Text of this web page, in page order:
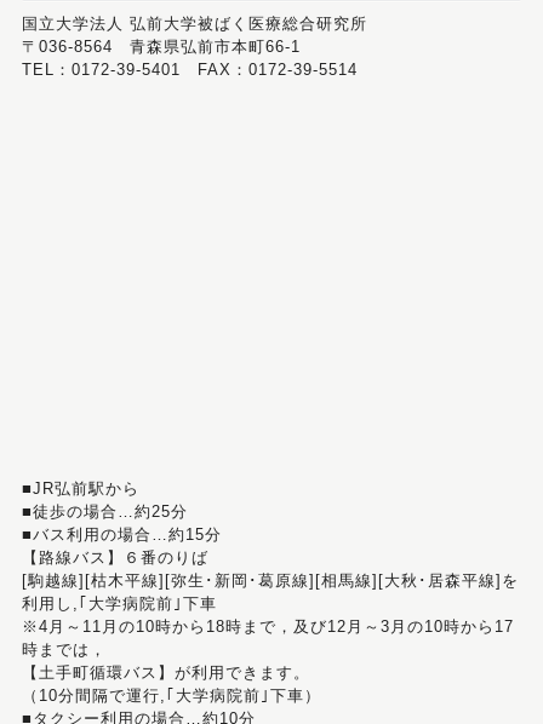
国立大学法人 弘前大学被ばく医療総合研究所
〒036-8564 青森県弘前市本町66-1
TEL：0172-39-5401 FAX：0172-39-5514
■JR弘前駅から
■徒歩の場合…約25分
■バス利用の場合…約15分
【路線バス】６番のりば
[駒越線][枯木平線][弥生･新岡･葛原線][相馬線][大秋･居森平線]を
利用し,｢大学病院前｣下車
※4月～11月の10時から18時まで，及び12月～3月の10時から17
時までは，
【土手町循環バス】が利用できます。
（10分間隔で運行,｢大学病院前｣下車）
■タクシー利用の場合…約10分